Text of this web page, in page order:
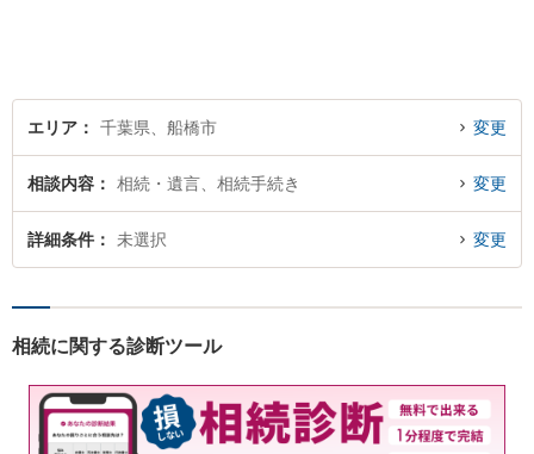
エリア 千葉県、船橋市 変更
相談内容 相続・遺言、相続手続き 変更
詳細条件 未選択 変更
相続に関する診断ツール